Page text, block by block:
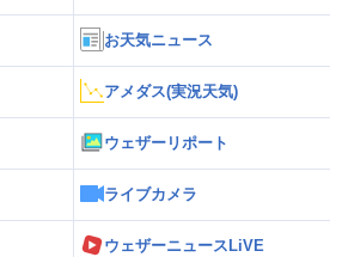
お天気ニュース
アメダス(実況天気)
ウェザーリポート
ライブカメラ
ウェザーニュースLiVE